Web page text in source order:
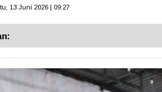
13 Juni 2026 | 09:27